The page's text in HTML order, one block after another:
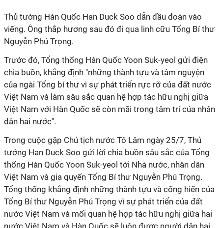
Thủ tướng Hàn Quốc Han Duck Soo dẫn đầu đoàn vào
viếng. Ông thắp hương sau đó đi qua linh cữu Tổng Bí thư
Nguyễn Phú Trọng.
Trước đó, Tổng thống Hàn Quốc Yoon Suk-yeol gửi điện
chia buồn, khẳng định "những thành tựu và tâm nguyện
của ngài Tổng bí thư vì sự phát triển rực rỡ của đất nước
Việt Nam và làm sâu sắc quan hệ hợp tác hữu nghị giữa
Việt Nam với Hàn Quốc sẽ còn mãi trong tâm trí của nhân
dân hai nước".
Trong cuộc gặp Chủ tịch nước Tô Lâm ngày 25/7, Thủ
tướng Han Duck Soo gửi lời chia buồn sâu sắc của Tổng
thống Hàn Quốc Yoon Suk-yeol tới Nhà nước, nhân dân
Việt Nam và gia quyến Tổng Bí thư Nguyễn Phú Trọng.
Tổng thống khẳng định những thành tựu và cống hiến của
Tổng Bí thư Nguyễn Phú Trọng vì sự phát triển của đất
nước Việt Nam và mối quan hệ hợp tác hữu nghị giữa hai
nước Việt Nam và Hàn Quốc sẽ luôn được người dân hai